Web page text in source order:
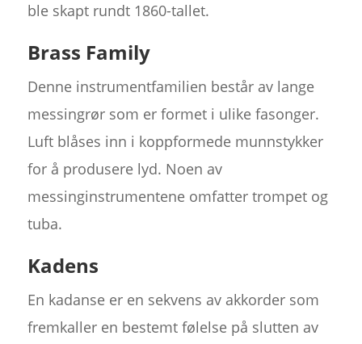
ble skapt rundt 1860-tallet.
Brass Family
Denne instrumentfamilien består av lange
messingrør som er formet i ulike fasonger.
Luft blåses inn i koppformede munnstykker
for å produsere lyd. Noen av
messinginstrumentene omfatter trompet og
tuba.
Kadens
En kadanse er en sekvens av akkorder som
fremkaller en bestemt følelse på slutten av